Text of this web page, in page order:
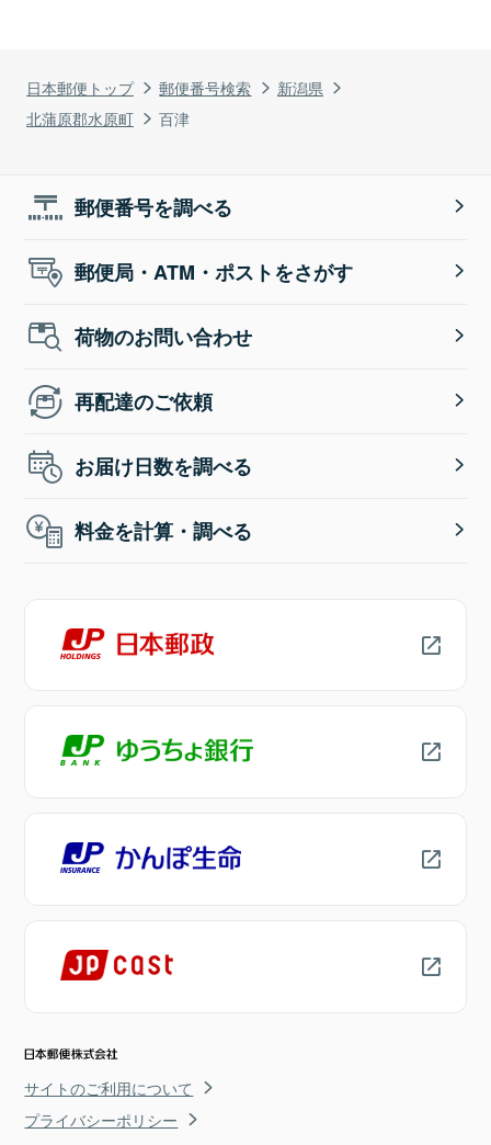
日本郵便トップ 郵便番号検索
新潟県
北蒲原郡水原町
百津
郵便番号を調べる
郵便局・ATM・ポストをさがす
荷物のお問い合わせ
再配達のご依頼
お届け日数を調べる
料金を計算・調べる
サイトのご利用について
プライバシーポリシー